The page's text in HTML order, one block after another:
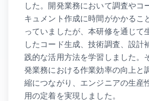
した。開発業務において調査やコ
キュメント作成に時間がかかるこ
っていましたが、本研修を通じて
したコード生成、技術調査、設計
践的な活用方法を学習しました。
発業務における作業効率の向上と
縮につながり、エンジニアの生産
用の定着を実現しました。